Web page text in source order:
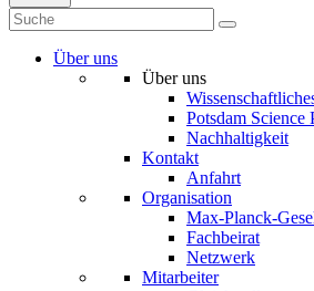
Über uns
Über uns
Potsdam Science
Nachhaltigkeit
Kontakt
Anfahrt
Organisation
Max-Planck-
Fachbeirat
Netzwerk
Mitarbeiter